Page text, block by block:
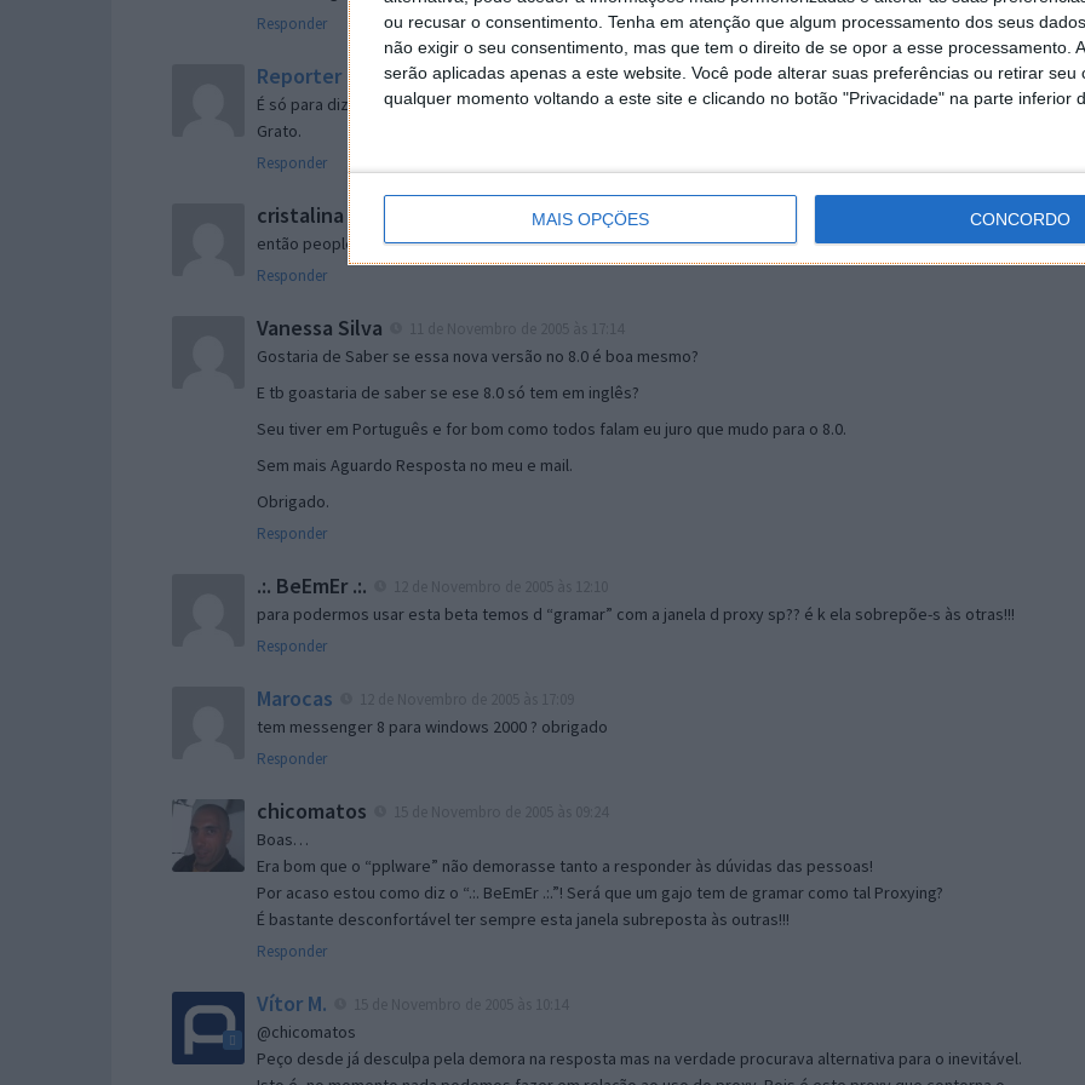
ou recusar o consentimento. Tenha em atenção que algum processamento dos seus
não exigir o seu consentimento, mas que tem o direito de se opor a esse processamento.
serão aplicadas apenas a este website. Você pode alterar suas preferências ou retirar seu
qualquer momento voltando a este site e clicando no botão "Privacidade" na parte inferior
MAIS OPÇÕES CONCORDO
Responder
Reporter 7 de Novembro de 2005 às 19:51
É só para dizer que ainda não me chegou mail algum.
Grato.
Responder
cristalina 11 de Novembro de 2005 às 17:00
então people
Responder
Vanessa Silva
Gostaria de Saber se essa nova versão no 8.0 é boa mesmo?
E tb goastaria de saber se ese 8.0 só tem em inglês?
Seu tiver em Português e for bom como todos falam eu juro que mudo para o 8.0.
Sem mais Aguardo Resposta no meu e mail.
Obrigado.
Responder
.:. BeEmEr .:.
para podermos usar esta beta temos d “gramar” com a janela d proxy sp?? é k ela sobrepõe-s às otras!!!
Responder
Marocas
tem messenger 8 para windows 2000 ? obrigado
Responder
chicomatos
Boas…
Era bom que o “pplware” não demorasse tanto a responder às dúvidas das pessoas!
Por acaso estou como diz o “.:. BeEmEr .:.”! Será que um gajo tem de gramar como tal Proxying?
É bastante desconfortável ter sempre esta janela subreposta às outras!!!
Responder
Vítor M.
@chicomatos
Peço desde já desculpa pela demora na resposta mas na verdade procurava alternativa para o inevitável.